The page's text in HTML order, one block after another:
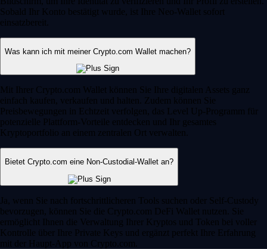
Sobald Ihr Konto bestätigt wurde, ist Ihre Neo-Wallet sofort
einsatzbereit.
Was kann ich mit meiner Crypto.com Wallet machen?
Mit Ihrer Crypto.com Wallet können Sie Ihre digitalen Assets ganz
einfach kaufen, verkaufen und halten. Zudem können Sie
Preisbewegungen in Echtzeit verfolgen, das Level Up-Programm für
potenzielle Plattform-Vorteile entdecken und Ihr gesamtes
Kryptoportfolio an einem zentralen Ort verwalten.
Bietet Crypto.com eine Non-Custodial-Wallet an?
Ja, wenn Sie nach fortschrittlicheren Tools suchen oder Self-Custody
bevorzugen, können Sie die Crypto.com DeFi Wallet nutzen. Sie
ermöglicht Ihnen die Verwaltung Ihrer Kryptos und Token bei voller
Kontrolle über Ihre Private Keys und ergänzt perfekt Ihre Erfahrung
mit der Haupt-App von Crypto.com.